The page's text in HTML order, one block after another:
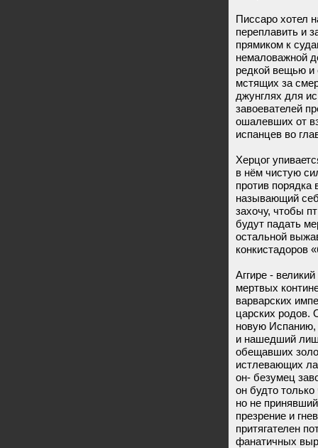
Писсаро хотел
переплавить и
прямиком к
немаловажной
редкой вещью и
мстящих за
джунглях для
завоевателей
ошалевших от
испанцев во
Херцог
в нём чистую
против
называющий
захочу, чтобы
будут падать
остальной
конкистадоров
Аггире -
мертвых
варварских
царских родов.
новую
и нашедший
обещавших
истлевающих
он- безумец
он будто
но не
презрение и
притягателен
фанатичных